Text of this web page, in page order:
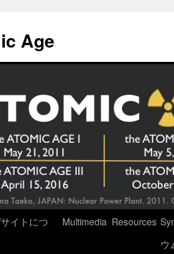
Age
イトにつ
Multimedia Resources
ウ